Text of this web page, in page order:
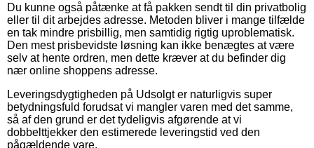
Du kunne også påtænke at få pakken sendt til din privatbolig
eller til dit arbejdes adresse. Metoden bliver i mange tilfælde
en tak mindre prisbillig, men samtidig rigtig uproblematisk.
Den mest prisbevidste løsning kan ikke benægtes at være
selv at hente ordren, men dette kræver at du befinder dig
nær online shoppens adresse.
Leveringsdygtigheden på Udsolgt er naturligvis super
betydningsfuld forudsat vi mangler varen med det samme,
så af den grund er det tydeligvis afgørende at vi
dobbelttjekker den estimerede leveringstid ved den
pågældende vare.